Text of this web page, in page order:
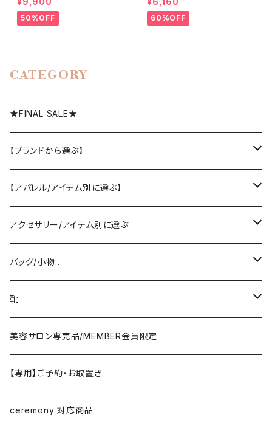
50%OFF 60%OFF
CATEGORY
★FINAL SALE★
【ブランドから選ぶ】
SELECT／ORIGINAL
PASSIONE/cafune
ヤマトドレス／dolly-sean／DONEEYU／他
lovint
RISLEY
CHIGNON／YENN／Mewl
LEMELANGE／ESPEYRAC
【アパレル/アイテム別に選ぶ】
outer
coat/down
jacket/blouson
tops
knit/sweat/parker
T-shirt/cutsew
bottom
denim
pants
one-piece/salopette
inner/underwear
アクセサリー/アイテム別に選ぶ
pierce/earring/ear cuff
necklace/top
ring
bracelet/anklet
hair accessory
バッグ/小物…
bag
stol・muffler・scarf
belt
hat・cap
靴
sandal
sneaker
loafer／flat shoes
美容サロン専売品/MEMBER会員限定
【専用】ご予約・お取置き
ceremony 対応商品